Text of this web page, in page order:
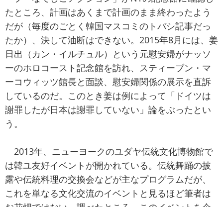
たところ、計画はあくまで計画のまま終わったよう
だが（毎度のごとく韓国マスコミのトバシ記事だっ
たか）、決して油断はできない。2015年8月には、姜
日出（カン・イルチュル）という元慰安婦がナッソ
ーのホロコースト記念館を訪れ、スティーブン・マ
ーコウィッツ館長と面談、慰安婦関係の展示を直訴
しているのだ。このとき姜は例によって「ドイツは
謝罪したが日本は謝罪していない」論をぶったとい
う。
2013年、ニューヨークのユダヤ伝統文化博物館で
は韓ユ友好イベントが開かれている。伝統舞踊の披
露や伝統料理の交換会などが主なプログラムだが、
これを単なる文化交流のイベントと見るほど筆者は